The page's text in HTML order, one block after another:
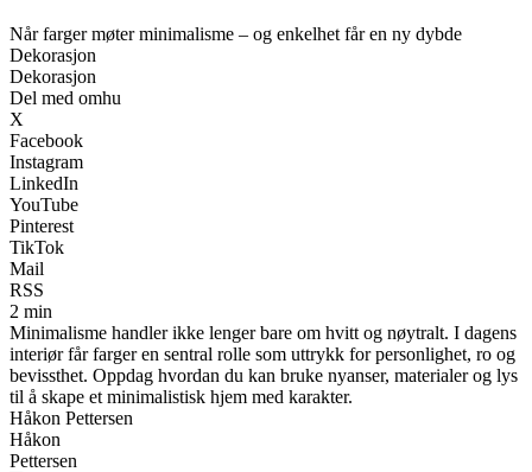
Når farger møter minimalisme – og enkelhet får en ny dybde
Dekorasjon
Dekorasjon
Del med omhu
X
Facebook
Instagram
LinkedIn
YouTube
Pinterest
TikTok
Mail
RSS
2 min
Minimalisme handler ikke lenger bare om hvitt og nøytralt. I dagens
interiør får farger en sentral rolle som uttrykk for personlighet, ro og
bevissthet. Oppdag hvordan du kan bruke nyanser, materialer og lys
til å skape et minimalistisk hjem med karakter.
Håkon Pettersen
Håkon
Pettersen